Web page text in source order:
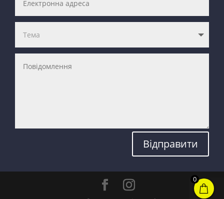
Відправити
0